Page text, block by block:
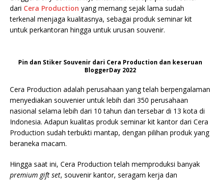
dari Cera Production yang memang sejak lama sudah
terkenal menjaga kualitasnya, sebagai produk seminar kit
untuk perkantoran hingga untuk urusan souvenir.
Pin dan Stiker Souvenir dari Cera Production dan keseruan
BloggerDay 2022
Cera Production adalah perusahaan yang telah berpengalaman
menyediakan souvenier untuk lebih dari 350 perusahaan
nasional selama lebih dari 10 tahun dan tersebar di 13 kota di
Indonesia. Adapun kualitas produk seminar kit kantor dari Cera
Production sudah terbukti mantap, dengan pilihan produk yang
beraneka macam.
Hingga saat ini, Cera Production telah memproduksi banyak
premium gift set, souvenir kantor, seragam kerja dan